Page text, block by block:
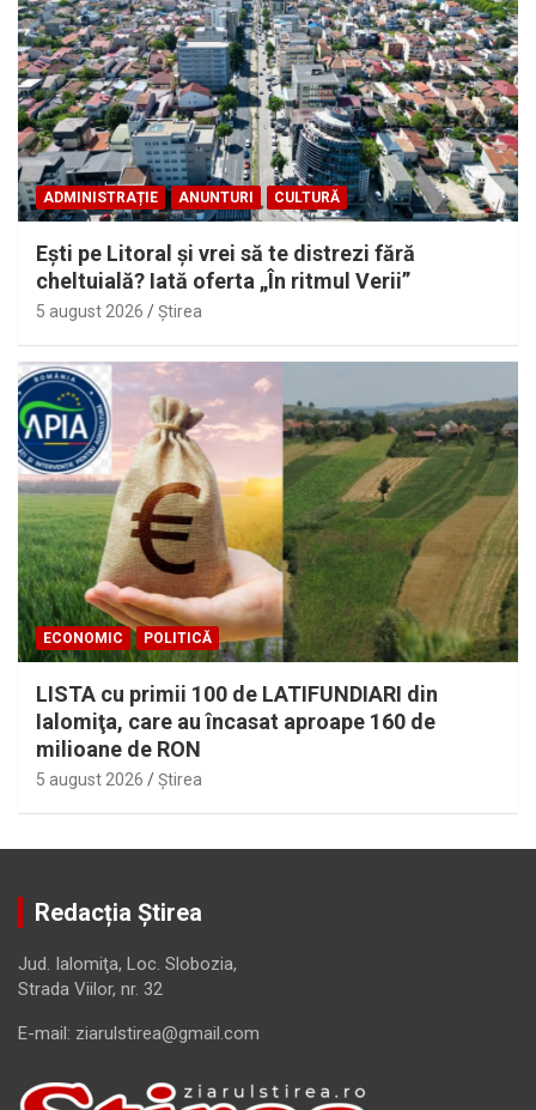
ADMINISTRAȚIE ANUNTURI CULTURĂ
Eşti pe Litoral şi vrei să te distrezi fără
cheltuială? Iată oferta „În ritmul Verii”
5 august 2026 Ştirea
ECONOMIC POLITICĂ
LISTA cu primii 100 de LATIFUNDIARI din
Ialomiţa, care au încasat aproape 160 de
milioane de RON
5 august 2026 Ştirea
Redacția Știrea
Jud. Ialomiţa, Loc. Slobozia,
Strada Viilor, nr. 32
E-mail: ziarulstirea@gmail.com